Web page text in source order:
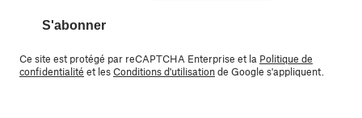
S'abonner
Ce site est protégé par reCAPTCHA Enterprise et la Politique de
confidentialité et lesConditions d'utilisationde Google s'appliquent.